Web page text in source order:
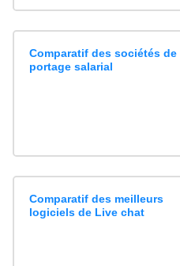
Comparatif des sociétés de
portage salarial
Comparatif des meilleurs
logiciels de Live chat